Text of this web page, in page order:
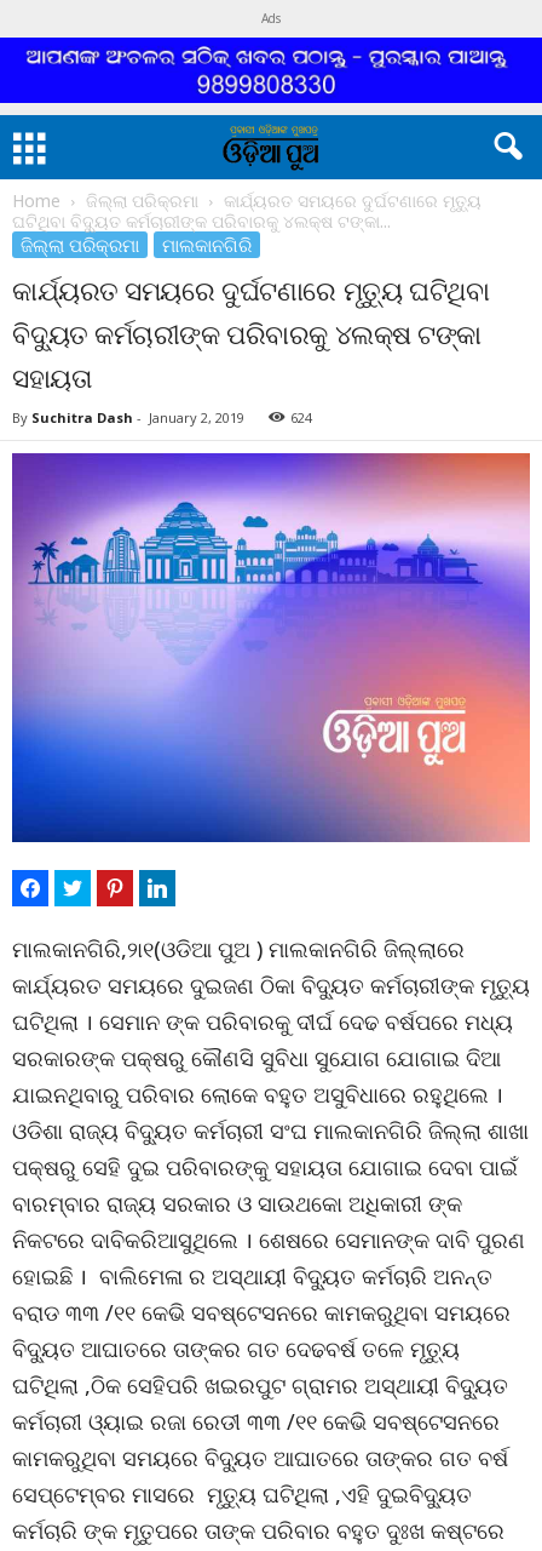
Ads
Home ଜିଲ୍ଲା ପରିକ୍ରମା
କାର୍ଯ୍ୟରତ ସମୟରେ ଦୁର୍ଘଟଣାରେ ମୃତ୍ୟୁ
ଘଟିଥିବା ବିଦ୍ୟୁତ କର୍ମଚାରୀଙ୍କ ପରିବାରକୁ ୪ଲକ୍ଷ ଟଙ୍କା...
ଜିଲ୍ଲା ପରିକ୍ରମା ମାଲକାନଗିରି
କାର୍ଯ୍ୟରତ ସମୟରେ ଦୁର୍ଘଟଣାରେ ମୃତ୍ୟୁ ଘଟିଥିବା
ବିଦ୍ୟୁତ କର୍ମଚାରୀଙ୍କ ପରିବାରକୁ ୪ଲକ୍ଷ ଟଙ୍କା
ସହାୟତା
By Suchitra Dash - January 2, 2019 624
ମାଲକାନଗିରି,୨ା୧(ଓଡିଆ ପୁଅ ) ମାଲକାନଗିରି ଜିଲ୍ଲାରେ
କାର୍ଯ୍ୟରତ ସମୟରେ ଦୁଇଜଣ ଠିକା ବିଦ୍ୟୁତ କର୍ମଚାରୀଙ୍କ ମୃତ୍ୟୁ
ଘଟିଥିଲା । ସେମାନ ଙ୍କ ପରିବାରକୁ ଦୀର୍ଘ ଦେଢ ବର୍ଷପରେ ମଧ୍ୟ
ସରକାରଙ୍କ ପକ୍ଷରୁ କୌଣସି ସୁବିଧା ସୁଯୋଗ ଯୋଗାଇ ଦିଆ
ଯାଇନଥିବାରୁ ପରିବାର ଲୋକେ ବହୁତ ଅସୁବିଧାରେ ରହୁଥିଲେ ।
ଓଡିଶା ରାଜ୍ୟ ବିଦ୍ୟୁତ କର୍ମଚାରୀ ସଂଘ ମାଲକାନଗିରି ଜିଲ୍ଲା ଶାଖା
ପକ୍ଷରୁ ସେହି ଦୁଇ ପରିବାରଙ୍କୁ ସହାୟତା ଯୋଗାଇ ଦେବା ପାଇଁ
ବାରମ୍ବାର ରାଜ୍ୟ ସରକାର ଓ ସାଉଥକୋ ଅଧିକାରୀ ଙ୍କ
ନିକଟରେ ଦାବିକରିଆସୁଥିଲେ । ଶେଷରେ ସେମାନଙ୍କ ଦାବି ପୁରଣ
ହୋଇଛି । ବାଲିମେଳା ର ଅସ୍ଥାୟୀ ବିଦ୍ୟୁତ କର୍ମଚାରି ଅନନ୍ତ
ବରାଡ ୩୩ /୧୧ କେଭି ସବଷ୍ଟେସନରେ କାମକରୁଥିବା ସମୟରେ
ବିଦ୍ୟୁତ ଆଘାତରେ ତାଙ୍କର ଗତ ଦେଢବର୍ଷ ତଳେ ମୃତ୍ୟୁ
ଘଟିଥିଲା ,ଠିକ ସେହିପରି ଖଇରପୁଟ ଗ୍ରାମର ଅସ୍ଥାୟୀ ବିଦ୍ୟୁତ
କର୍ମଚାରୀ ଓ୍ୟାଇ ରଜା ରେଡୀ ୩୩ /୧୧ କେଭି ସବଷ୍ଟେସନରେ
କାମକରୁଥିବା ସମୟରେ ବିଦ୍ୟୁତ ଆଘାତରେ ତାଙ୍କର ଗତ ବର୍ଷ
ସେପ୍ଟେମ୍ବର ମାସରେ ମୃତ୍ୟୁ ଘଟିଥିଲା ,ଏହି ଦୁଇବିଦ୍ୟୁତ
କର୍ମଚାରି ଙ୍କ ମୃତୁପରେ ତାଙ୍କ ପରିବାର ବହୁତ ଦୁଃଖ କଷ୍ଟରେ